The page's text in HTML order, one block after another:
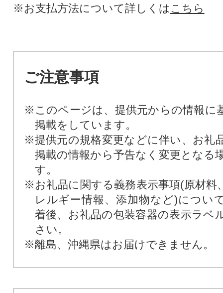
※お支払方法について詳しくは こちら
ご注意事項
※このページは、提供元からの情報に
掲載をしています。
※提供元の規格変更などに伴い、お礼
掲載の情報から予告なく変更となる
す。
※お礼品に関する義務表示事項(原材料
レルギー情報、添加物など)につい
着後、お礼品の包装容器の表示ラベ
さい。
※離島、沖縄県はお届けできません。